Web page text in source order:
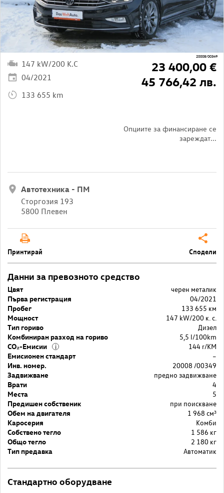
20008/00349
147 kW/200 K.C
04/2021
133 655 km
Опциите за финансиране се
зареждат...
23 400,00 €
45 766,42 лв.
Автотехника - ПМ
Сторгозия 193
5800 Плевен
Принтирай Сподели
Данни за превозното средство
Цвят
черен металик
Първа регистрация
04/2021
Пробег
133 655 км
Мощност
147 kW/200 к. с.
Тип гориво
Дизел
Комбиниран разход на гориво
5,5 l/100km
CO₂-Емисии
i
144 r/KM
Емисионен стандарт
–
Инв. номер.
20008 /00349
Задвижване
предно задвижване
Врати
4
Места
5
Предишен собственик
при поискване
Обем на двигателя
1 968 cм³
Каросерия
Комби
Собствено тегло
1 586 кг
Общо тегло
2 180 кг
Тип предавка
Автоматик
Стандартно оборудване